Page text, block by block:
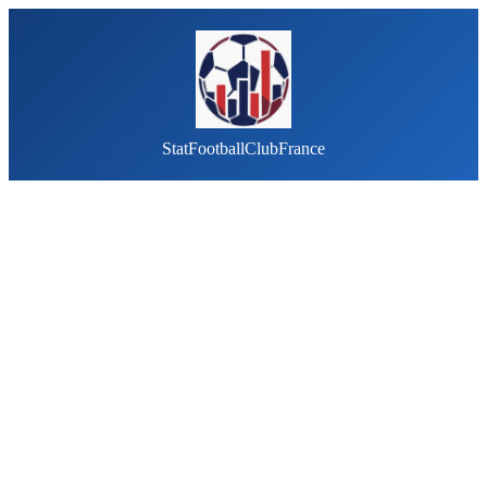
StatFootballClubFrance